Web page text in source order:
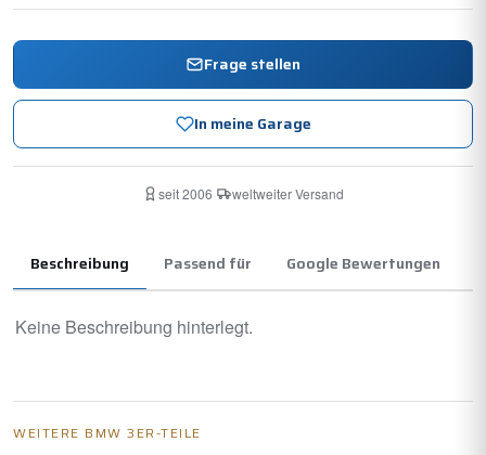
Frage stellen
In meine Garage
seit 2006· weltweiter Versand
Beschreibung Passend für Google Bewertungen
Keine Beschreibung hinterlegt.
WEITERE BMW 3ER-TEILE